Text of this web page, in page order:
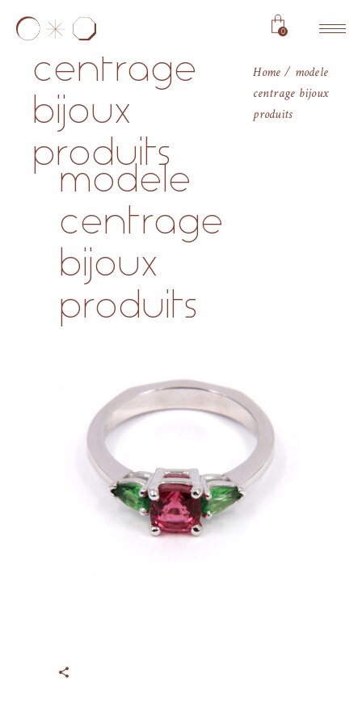
0
modele
centrage
bijoux
produits
Home
modele
centrage bijoux
produits
modele
centrage
bijoux
produits